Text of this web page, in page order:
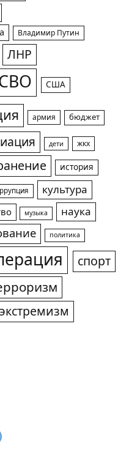
Владимир Путин
ЛНР
США
армия бюджет
дети жкх
история
культура
музыка
наука
политика
спорт
экстремизм